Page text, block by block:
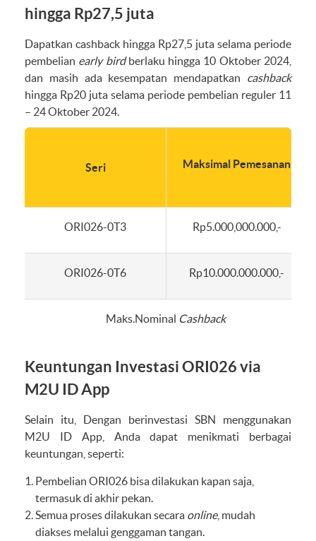
hingga Rp27,5 juta
Dapatkan cashback hingga Rp27,5 juta selama periode
pembelian early birdberlaku hingga 10 Oktober 2024,
dan masih ada kesempatan mendapatkan cashback
hingga Rp20 juta selama periode pembelian reguler 11
– 24 Oktober 2024.
Seri Maksimal Pemesanan
ORI026-0T3 Rp5.000,000.000,-
ORI026-0T6 Rp10.000.000.000,-
Maks.Nominal Cashback
Keuntungan Investasi ORI026 via
M2U ID App
Selain itu, Dengan berinvestasi SBN menggunakan
M2U ID App, Anda dapat menikmati berbagai
keuntungan, seperti:
Pembelian ORI026 bisa dilakukan kapan saja,
termasuk di akhir pekan.
Semua proses dilakukan secara online, mudah
diakses melalui genggaman tangan.